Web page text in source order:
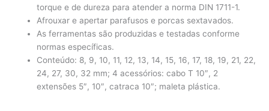
torque e de dureza para atender a norma DIN 1711-1.
Afrouxar e apertar parafusos e porcas sextavados.
As ferramentas são produzidas e testadas conforme
normas específicas.
Conteúdo: 8, 9, 10, 11, 12, 13, 14, 15, 16, 17, 18, 19, 21, 22,
24, 27, 30, 32 mm; 4 acessórios: cabo T 10″, 2
extensões 5″, 10″, catraca 10″; maleta plástica.